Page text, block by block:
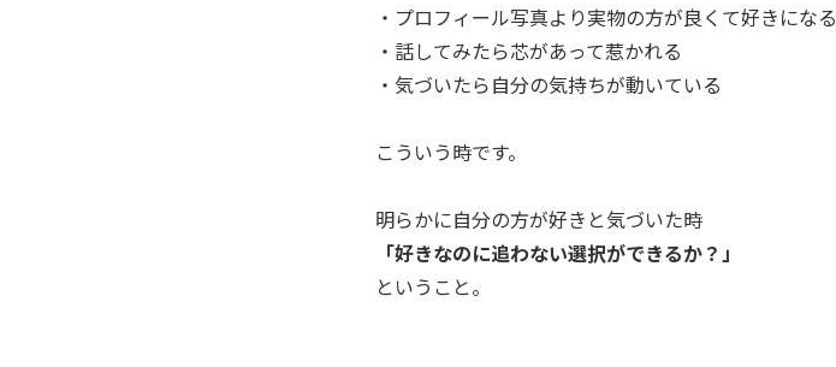
・プロフィール写真より実物の方が良くて好きになる
・話してみたら芯があって惹かれる
・気づいたら自分の気持ちが動いている
こういう時です。
明らかに自分の方が好きと気づいた時
「好きなのに追わない選択ができるか？」
ということ。